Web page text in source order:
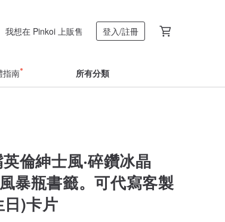
我想在 Pinkoi 上販售 登入/註冊
指南 所有分類
倫紳士風‧碎鑽冰晶
暴瓶書籤。可代寫客製
)卡片